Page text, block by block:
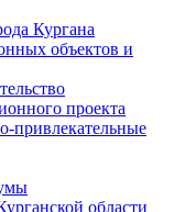
Кургана
объектов и
проекта
привлекательные
области